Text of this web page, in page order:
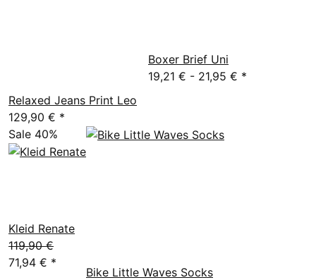
Relaxed Jeans Print Leo
129,90 € *
Boxer Brief Uni
19,21 € - 21,95 € *
Sale 40%
Kleid Renate
119,90 €
71,94 € *
Bike Little Waves Socks